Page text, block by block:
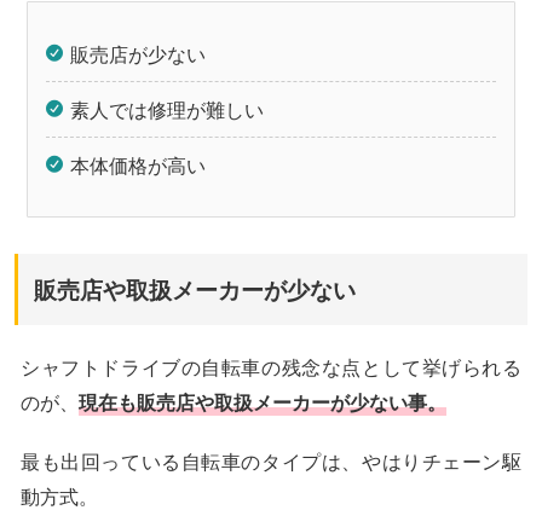
販売店が少ない
素人では修理が難しい
本体価格が高い
販売店や取扱メーカーが少ない
シャフトドライブの自転車の残念な点として挙げられる
のが、 現在も販売店や取扱メーカーが少ない事。
最も出回っている自転車のタイプは、やはりチェーン駆
動方式。